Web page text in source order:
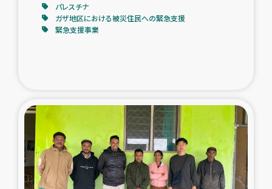
スリランカ ジャフナ県干物事業
スリランカの南北女性をつなぐサリー・リサイクル・プロ
ジェクト
復興支援事業
パレスチナ
ガザ地区における被災住民への緊急支援
緊急支援事業